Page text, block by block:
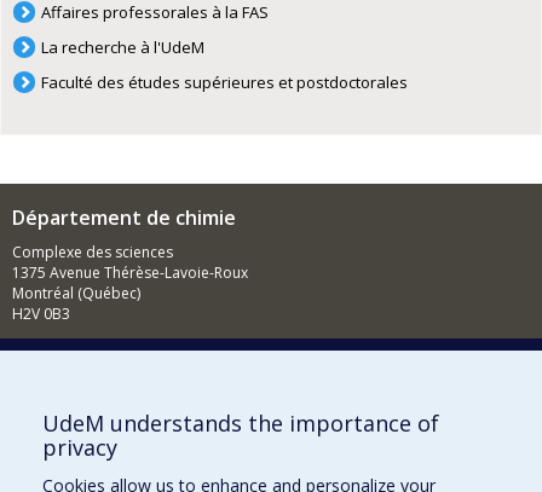
Affaires professorales à la FAS
La recherche à l'UdeM
Faculté des études supérieures et postdoctorales
Département de chimie
Complexe des sciences
1375 Avenue Thérèse-Lavoie-Roux
Montréal (Québec)
H2V 0B3
Nouvelles
Activités
UdeM understands the importance of
privacy
Cookies allow us to enhance and personalize your